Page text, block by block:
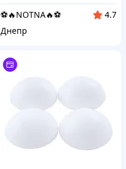
⚽️🔥NOTNA🔥⚽️
4.7
Днепр